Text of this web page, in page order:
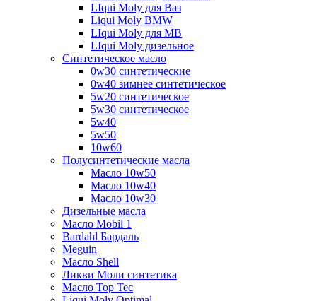
LIqui Moly для Ваз
Liqui Moly BMW
LIqui Moly для MB
LIqui Moly дизельное
Синтетическое масло
0w30 синтетические
0w40 зимнее синтетическое
5w20 синтетическое
5w30 синтетическое
5w40
5w50
10w60
Полусинтетические масла
Масло 10w50
Масло 10w40
Масло 10w30
Дизельные масла
Масло Mobil 1
Bardahl Бардаль
Meguin
Масло Shell
Ликви Моли синтетика
Масло Top Tec